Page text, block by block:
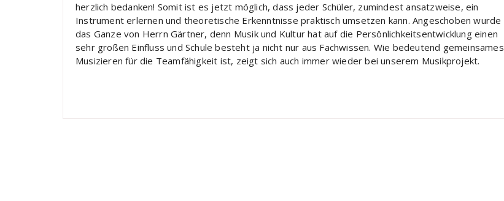
herzlich bedanken! Somit ist es jetzt möglich, dass jeder Schüler, zumindest ansatzweise, ein
Instrument erlernen und theoretische Erkenntnisse praktisch umsetzen kann. Angeschoben wurde
das Ganze von Herrn Gärtner, denn Musik und Kultur hat auf die Persönlichkeitsentwicklung einen
sehr großen Einfluss und Schule besteht ja nicht nur aus Fachwissen. Wie bedeutend gemeinsames
Musizieren für die Teamfähigkeit ist, zeigt sich auch immer wieder bei unserem Musikprojekt.